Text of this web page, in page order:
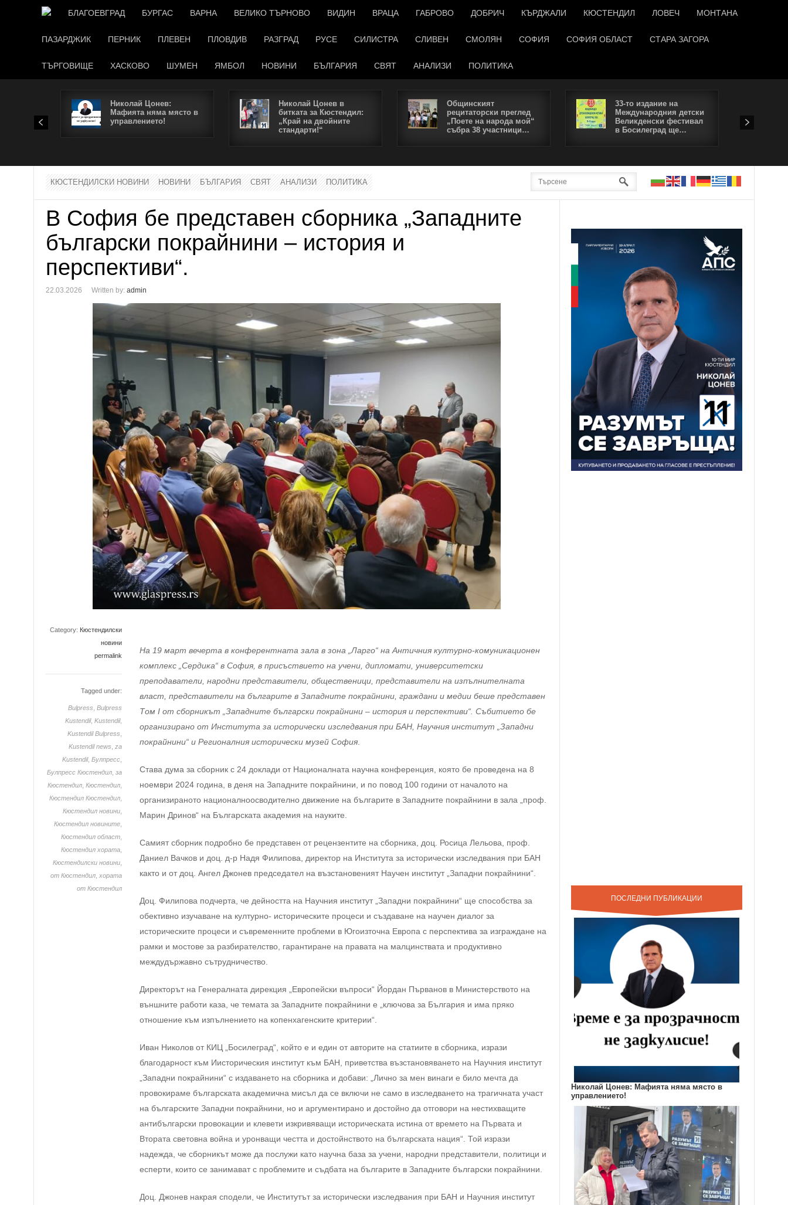
БЛАГОЕВГРАД БУРГАС ВАРНА ВЕЛИКО ТЪРНОВО ВИДИН ВРАЦА ГАБРОВО ДОБРИЧ КЪРДЖАЛИ КЮСТЕНДИЛ ЛОВЕЧ МОНТАНА
ПАЗАРДЖИК ПЕРНИК ПЛЕВЕН ПЛОВДИВ РАЗГРАД РУСЕ СИЛИСТРА СЛИВЕН СМОЛЯН СОФИЯ СОФИЯ ОБЛАСТ СТАРА ЗАГОРА
ТЪРГОВИЩЕ ХАСКОВО ШУМЕН ЯМБОЛ НОВИНИ БЪЛГАРИЯ СВЯТ АНАЛИЗИ ПОЛИТИКА
Николай Цонев:
Мафията няма място в
управлението!
Николай Цонев в
битката за Кюстендил:
„Край на двойните
стандарти!“
Общинският
рецитаторски преглед
„Поете на народа мой“
събра 38 участници…
33-то издание на
Международния детски
Великденски фестивал
в Босилеград ще…
КЮСТЕНДИЛСКИ НОВИНИ НОВИНИ БЪЛГАРИЯ СВЯТ АНАЛИЗИ ПОЛИТИКА
В София бе представен сборника „Западните
български покрайнини – история и
перспективи“.
22.03.2026 Written by: admin
Category: Кюстендилски
новини
permalink
Tagged under:
Bulpress Bulpress
Kustendil, Kustendil,
Kustendil Bulpress
Kustendil news za
Kustendil, Булпресс
Булпресс Кюстендил за
Кюстендил Кюстендил
Кюстендил Кюстендил
Кюстендил новини
Кюстендил новините
Кюстендил област
Кюстендил хората
Кюстендилски новини
от Кюстендил хората
от Кюстендил
На 19 март вечерта в конферентната зала в зона „Ларго“ на Античния културно-комуникационен
комплекс „Сердика“ в София, в присъствието на учени, дипломати, университетски
преподаватели, народни представители, общественици, представители на изпълнителната
власт, представители на българите в Западните покрайнини, граждани и медии беше представен
Том I от сборникът „Западните български покрайнини – история и перспективи“. Събитието бе
организирано от Института за исторически изследвания при БАН, Научния институт „Западни
покрайнини“ и Регионалния исторически музей София
Става дума за сборник с 24 доклади от Националната научна конференция, която бе проведена на 8
ноември 2024 година, в деня на Западните покрайнини, и по повод 100 години от началото на
организираното националноосводително движение на българите в Западните покрайнини в зала „проф.
Марин Дринов“ на Българската академия на науките.
Самият сборник подробно бе представен от рецензентите на сборника, доц. Росица Лельова, проф.
Даниел Вачков и доц. д-р Надя Филипова, директор на Института за исторически изследвания при БАН
както и от доц. Ангел Джонев председател на възстановеният Научен институт „Западни покрайнини“.
Доц. Филипова подчерта, че дейността на Научния институт „Западни покрайнини“ ще способства за
обективно изучаване на културно- историческите процеси и създаване на научен диалог за
историческите процеси и съвременните проблеми в Югоизточна Европа с перспектива за изграждане на
рамки и мостове за разбирателство, гарантиране на правата на малцинствата и продуктивно
междудържавно сътрудничество.
Директорът на Генералната дирекция „Европейски въпроси“ Йордан Първанов в Министерството на
външните работи каза, че темата за Западните покрайнини е „ключова за България и има пряко
отношение към изпълнението на копенхагенските критерии“.
Иван Николов от КИЦ „Босилеград“, който е и един от авторите на статиите в сборника, изрази
благодарност към Иисторическия институт към БАН, приветства възстановяването на Научния институт
„Западни покрайнини“ с издаването на сборника и добави: „Лично за мен винаги е било мечта да
провокираме българската академична мисъл да се включи не само в изследването на трагичната участ
на българските Западни покрайнини, но и аргументирано и достойно да отговори на нестихващите
антибългарски провокации и клевети изкривяващи историческата истина от времето на Първата и
Втората световна война и уронващи честта и достойнството на българската нация“. Той изрази
надежда, че сборникът може да послужи като научна база за учени, народни представители, политици и
есперти, които се занимават с проблемите и съдбата на българите в Западните български покрайнини.
Доц. Джонев накрая сподели, че Институтът за исторически изследвания при БАН и Научния институт
ПОСЛЕДНИ ПУБЛИКАЦИИ
Николай Цонев: Мафията няма място в
управлението!